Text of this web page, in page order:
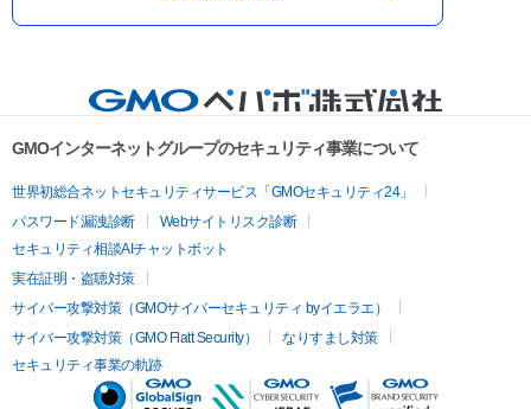
GMOインターネットグループのセキュリティ事業について
世界初総合ネットセキュリティサービス「GMOセキュリティ24」
パスワード漏洩診断
Webサイトリスク診断
セキュリティ相談AIチャットボット
実在証明・盗聴対策
サイバー攻撃対策（GMOサイバーセキュリティ byイエラエ）
サイバー攻撃対策（GMO Flatt Security）
なりすまし対策
セキュリティ事業の軌跡